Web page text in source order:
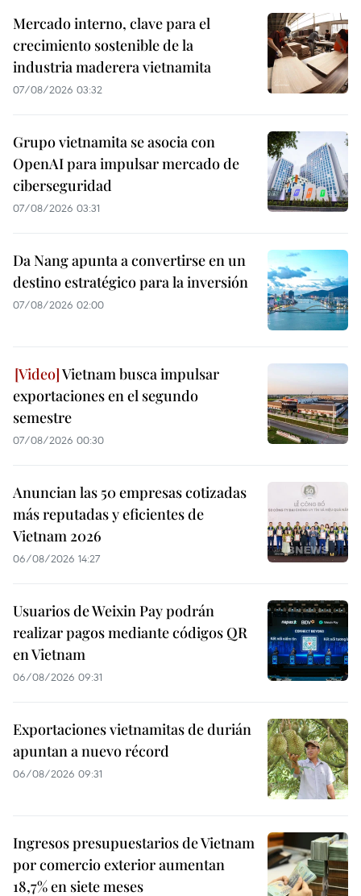
Mercado interno, clave para el
crecimiento sostenible de la
industria maderera vietnamita
07/08/2026 03:32
Grupo vietnamita se asocia con
OpenAI para impulsar mercado de
ciberseguridad
07/08/2026 03:31
Da Nang apunta a convertirse en un
destino estratégico para la inversión
07/08/2026 02:00
Vietnam busca impulsar
exportaciones en el segundo
semestre
07/08/2026 00:30
Anuncian las 50 empresas cotizadas
más reputadas y eficientes de
Vietnam 2026
06/08/2026 14:27
Usuarios de Weixin Pay podrán
realizar pagos mediante códigos QR
en Vietnam
06/08/2026 09:31
Exportaciones vietnamitas de durián
apuntan a nuevo récord
06/08/2026 09:31
Ingresos presupuestarios de Vietnam
por comercio exterior aumentan
18,7% en siete meses